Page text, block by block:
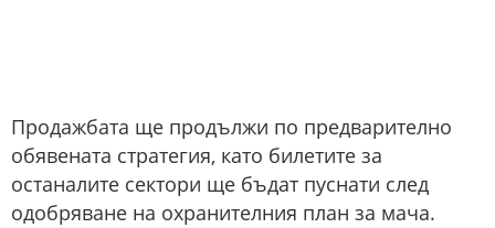
Продажбата ще продължи по предварително
обявената стратегия, като билетите за
останалите сектори ще бъдат пуснати след
одобряване на охранителния план за мача.